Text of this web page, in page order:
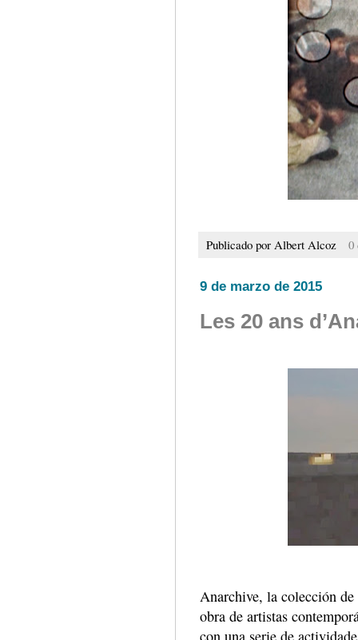
Publicado por Albert Alcoz 0
9 de marzo de 2015
Les 20 ans
Anarchive, la colección
obra de artistas